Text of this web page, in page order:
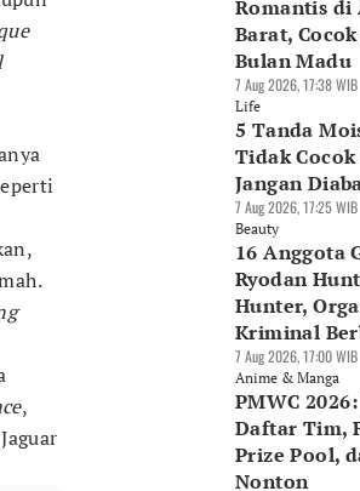
,
Romantis di
Barat,
Bulan Madu
7 Aug 2026, 17:38 WIB
Life
5 Tanda
Tidak
Jangan
7 Aug 2026, 17:25 WIB
Beauty
16 Anggota
Ryodan
Hunter,
Kriminal
7 Aug 2026, 17:00 WIB
Anime & Manga
PMWC
Daftar Tim,
Prize Pool,
Nonton